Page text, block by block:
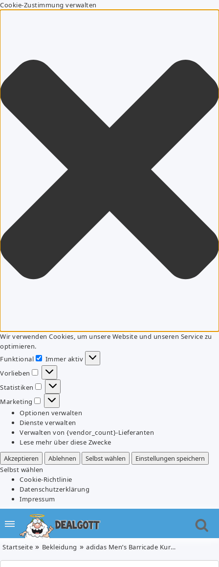
Cookie-Zustimmung verwalten
Wir verwenden Cookies, um unsere Website und unseren Service zu
optimieren.
Funktional
Funktional
Immer aktiv
Vorlieben
Vorlieben
Statistiken
Statistiken
Marketing
Marketing
Optionen verwalten
Dienste verwalten
Verwalten von {vendor_count}-Lieferanten
Lese mehr über diese Zwecke
Akzeptieren
Ablehnen Selbst wählen
Einstellungen speichern
Selbst wählen
Cookie-Richtlinie
Datenschutzerklärung
Impressum
Startseite Bekleidung adidas Men’s Barricade Kurzarmjacke für ~ 19,30 Euro inklusive Versand